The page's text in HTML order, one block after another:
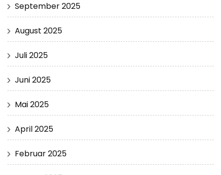
September 2025
August 2025
Juli 2025
Juni 2025
Mai 2025
April 2025
Februar 2025